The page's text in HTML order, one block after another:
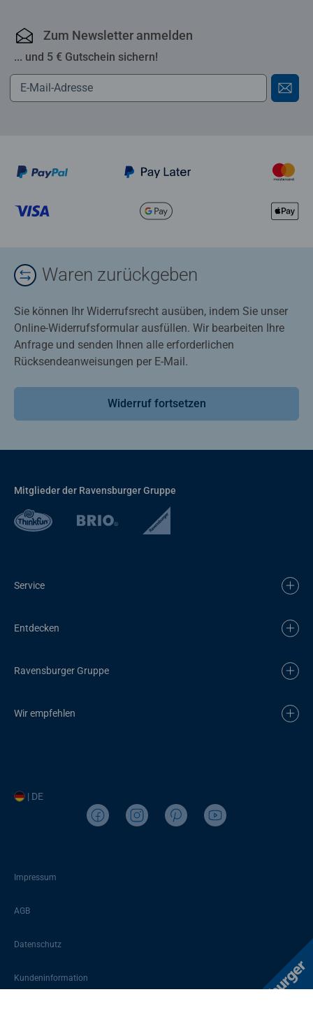
Zum Newsletter anmelden
... und 5 € Gutschein sichern!
Waren zurückgeben
Sie können Ihr Widerrufsrecht ausüben, indem Sie unser
Online-Widerrufsformular ausfüllen. Wir bearbeiten Ihre
Anfrage und senden Ihnen alle erforderlichen
Rücksendeanweisungen per E-Mail.
Widerruf fortsetzen
Mitglieder der Ravensburger Gruppe
Service
Entdecken
Ravensburger Gruppe
Wir empfehlen
| DE
Impressum
AGB
Datenschutz
Kundeninformation